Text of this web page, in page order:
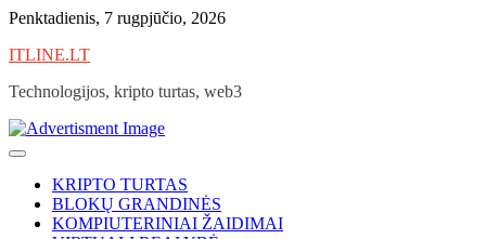
Skip
content
Penktadienis, 7 rugpjūčio, 2026
ITLINE.LT
Technologijos, kripto turtas, web3
KRIPTO TURTAS
BLOKŲ GRANDINĖS
KOMPIUTERINIAI ŽAIDIMAI